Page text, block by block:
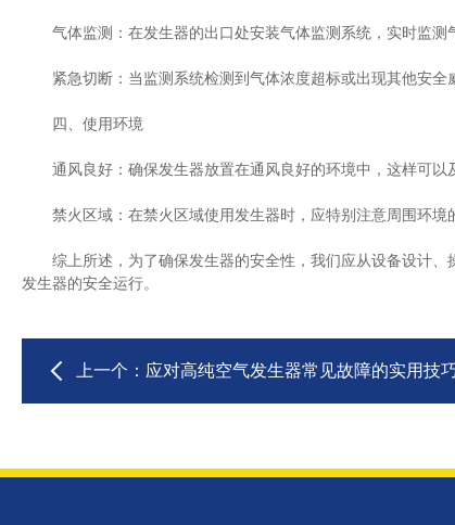
气体监测：在发生器的出口处安装气体监测系统，实时监测
紧急切断：当监测系统检测到气体浓度超标或出现其他安全
四、使用环境
通风良好：确保发生器放置在通风良好的环境中，这样可以
禁火区域：在禁火区域使用发生器时，应特别注意周围环境
综上所述，为了确保发生器的安全性，我们应从设备设计、
发生器的安全运行。
上一个： 应对高纯空气发生器常见故障的实用技